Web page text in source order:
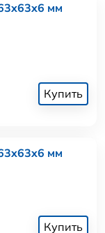
мм
Купить
мм
Купить